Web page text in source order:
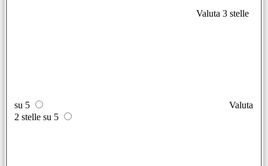
Valuta 3 stelle
su 5
Valuta
2 stelle su 5